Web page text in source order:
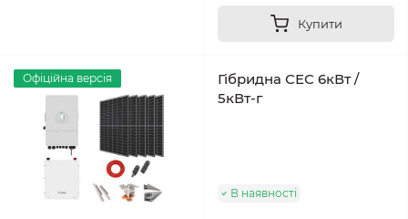
Купити
Офіційна версія
Гібридна СЕС 6кВт /
5кВт-г
В наявності